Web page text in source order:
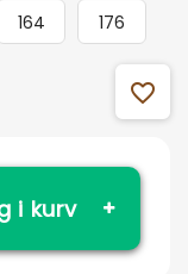
164 176
favorite_outline
i kurv